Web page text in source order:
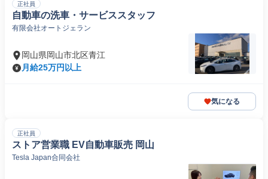
正社員
自動車の洗車・サービススタッフ
有限会社オートジェラン
岡山県岡山市北区青江
月給25万円以上
気になる
正社員
ストア営業職 EV自動車販売 岡山
Tesla Japan合同会社